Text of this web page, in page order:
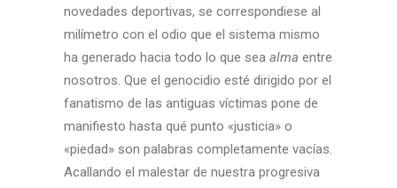
novedades deportivas, se correspondiese al
milímetro con el odio que el sistema mismo
ha generado hacia todo lo que sea alma entre
nosotros. Que el genocidio esté dirigido por el
fanatismo de las antiguas víctimas pone de
manifiesto hasta qué punto «justicia» o
«piedad» son palabras completamente vacías.
Acallando el malestar de nuestra progresiva